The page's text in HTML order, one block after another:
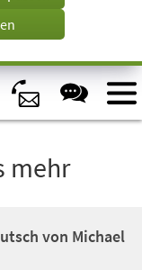
mehr
von Michael